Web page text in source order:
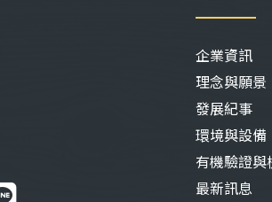
企業資訊
理念與願景
發展紀事
環境與設備
有機驗證與
最新訊息